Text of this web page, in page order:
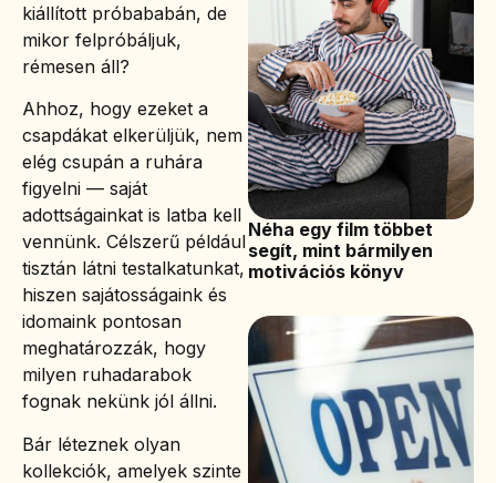
kiállított próbababán, de
mikor felpróbáljuk,
rémesen áll?
Ahhoz, hogy ezeket a
csapdákat elkerüljük, nem
elég csupán a ruhára
figyelni — saját
adottságainkat is latba kell
vennünk. Célszerű például
tisztán látni testalkatunkat,
hiszen sajátosságaink és
idomaink pontosan
meghatározzák, hogy
milyen ruhadarabok
fognak nekünk jól állni.
Bár léteznek olyan
kollekciók, amelyek szinte
Néha egy film többet
segít, mint bármilyen
motivációs könyv